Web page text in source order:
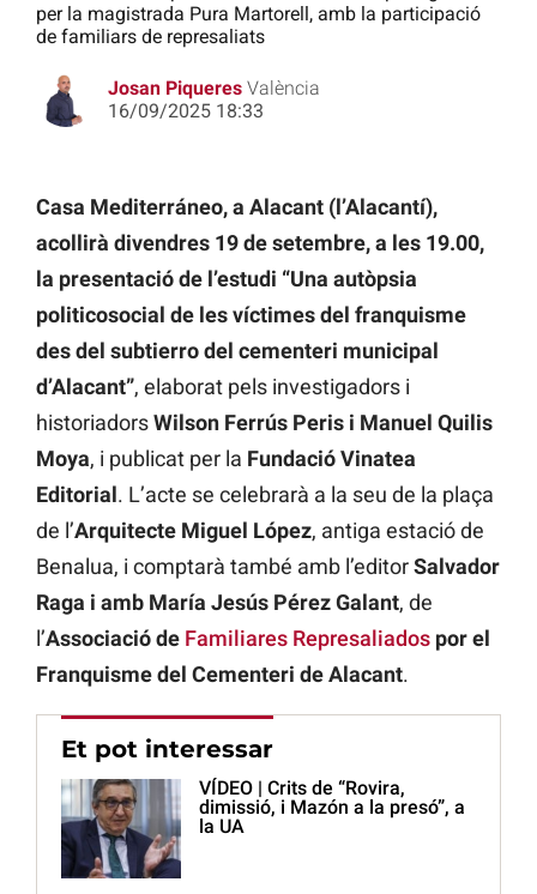
per la magistrada Pura Martorell, amb la participació
de familiars de represaliats
Josan Piqueres València
16/09/2025 18:33
Casa Mediterráneo, a Alacant (l’Alacantí),
acollirà divendres 19 de setembre, a les 19.00,
la presentació de l’estudi “Una autòpsia
politicosocial de les víctimes del franquisme
des del subtierro del cementeri municipal
d’Alacant”, elaborat pels investigadors i
historiadorsWilson Ferrús Peris i Manuel Quilis
Moya, i publicat per la Fundació Vinatea
Editorial. L’acte se celebrarà a la seu de la plaça
de l’Arquitecte Miguel López, antiga estació de
Benalua, i comptarà també amb l’editorSalvador
Raga i amb María Jesús Pérez Galant, de
l’Associació de Familiares Represaliados por el
Franquisme del Cementeri de Alacant.
Et pot interessar
VÍDEO | Crits de “Rovira,
dimissió, i Mazón a la presó”, a
la UA